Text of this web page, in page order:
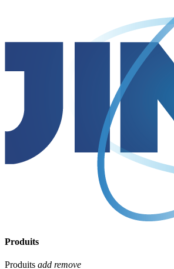
Produits
Produits add remove